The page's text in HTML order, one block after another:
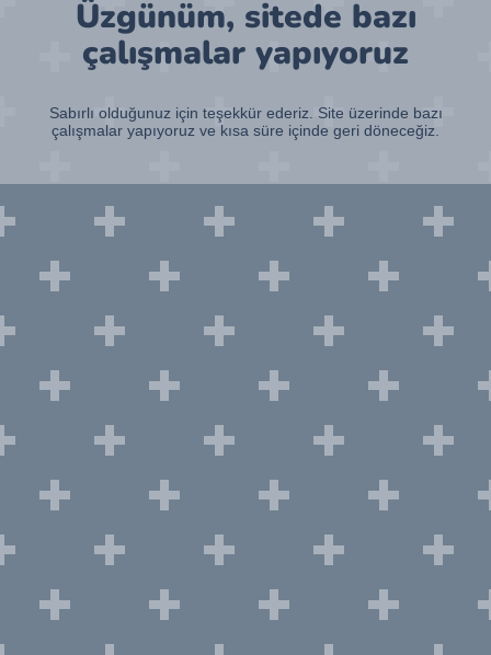
Üzgünüm, sitede bazı
çalışmalar yapıyoruz
Sabırlı olduğunuz için teşekkür ederiz. Site üzerinde bazı
çalışmalar yapıyoruz ve kısa süre içinde geri döneceğiz.